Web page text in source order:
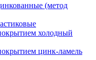
(метод
холодный
цинк-ламель